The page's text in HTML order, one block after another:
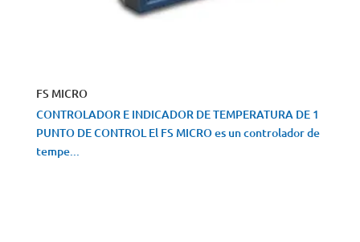
FS MICRO
CONTROLADOR E INDICADOR DE TEMPERATURA DE 1
PUNTO DE CONTROL El FS MICRO es un controlador de
tempe...